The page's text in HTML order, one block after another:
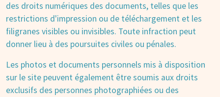
des droits numériques des documents, telles que les
restrictions d'impression ou de téléchargement et les
filigranes visibles ou invisibles. Toute infraction peut
donner lieu à des poursuites civiles ou pénales.
Les photos et documents personnels mis à disposition
sur le site peuvent également être soumis aux droits
exclusifs des personnes photographiées ou des